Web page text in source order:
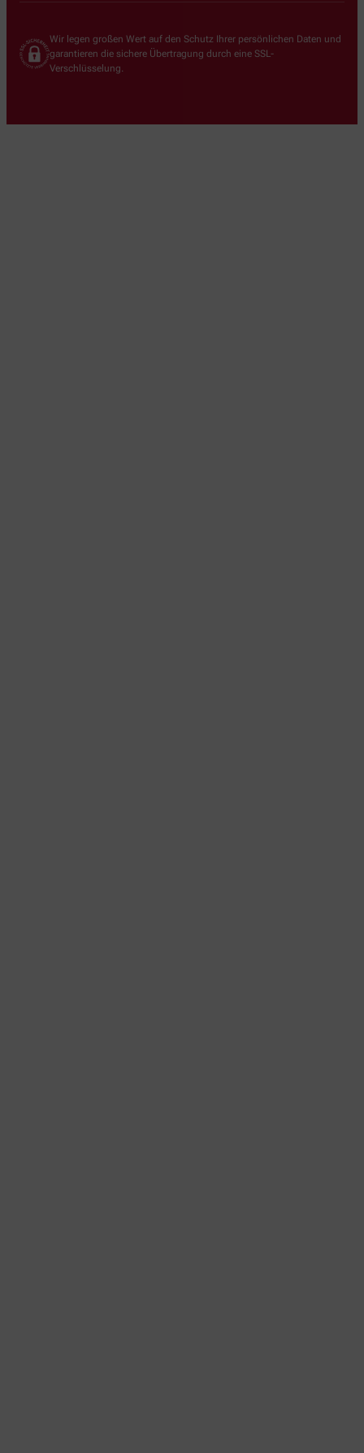
Wir legen großen Wert auf den Schutz Ihrer persönlichen Daten und
garantieren die sichere Übertragung durch eine SSL-
Verschlüsselung.